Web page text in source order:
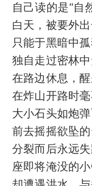
自己读的是“自
白天，被要外
只能于黑暗中
独自走过密林
在路边休息，
在炸山开路时
大小石头如炮
前去摇摇欲坠
分裂而后永远
座即将淹没的